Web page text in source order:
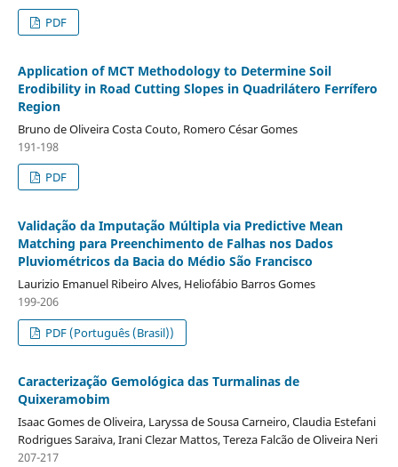
PDF
Application of MCT Methodology to Determine Soil
Erodibility in Road Cutting Slopes in Quadrilátero Ferrífero
Region
Bruno de Oliveira Costa Couto, Romero César Gomes
191-198
PDF
Validação da Imputação Múltipla via Predictive Mean
Matching para Preenchimento de Falhas nos Dados
Pluviométricos da Bacia do Médio São Francisco
Laurizio Emanuel Ribeiro Alves, Heliofábio Barros Gomes
199-206
PDF (Português (Brasil))
Caracterização Gemológica das Turmalinas de
Quixeramobim
Isaac Gomes de Oliveira, Laryssa de Sousa Carneiro, Claudia Estefani
Rodrigues Saraiva, Irani Clezar Mattos, Tereza Falcão de Oliveira Neri
207-217